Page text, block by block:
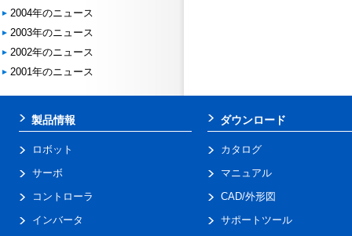
2004年のニュース
2003年のニュース
2002年のニュース
2001年のニュース
製品情報
ロボット
サーボ
コントローラ
インバータ
ダウンロード
カタログ
マニュアル
CAD/外形図
サポートツール